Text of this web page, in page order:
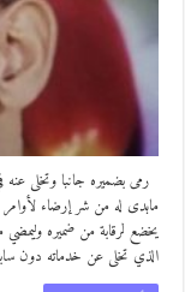
رمى بضميره جانبا وتخلى
مابدى له من شر إرضاء
يخضع لرقابة من ضميره وليمضي
الذي تخلى عن خدماته دون